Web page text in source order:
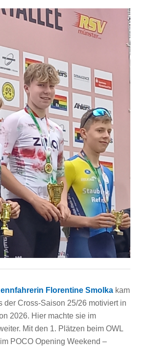
Florentine Smolkakam
der Cross-Saison 25/26 motiviert in
2026. Hier machte sie im
Mit den 1. Plätzen beim OWL
POCO Opening Weekend –